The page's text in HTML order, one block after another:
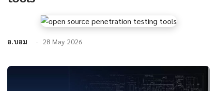
อ.บอม 28 May 2026